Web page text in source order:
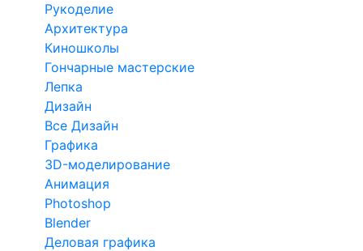
Рукоделие
Архитектура
Киношколы
Гончарные мастерские
Лепка
Дизайн
Все Дизайн
Графика
3D-моделирование
Анимация
Photoshop
Blender
Деловая графика